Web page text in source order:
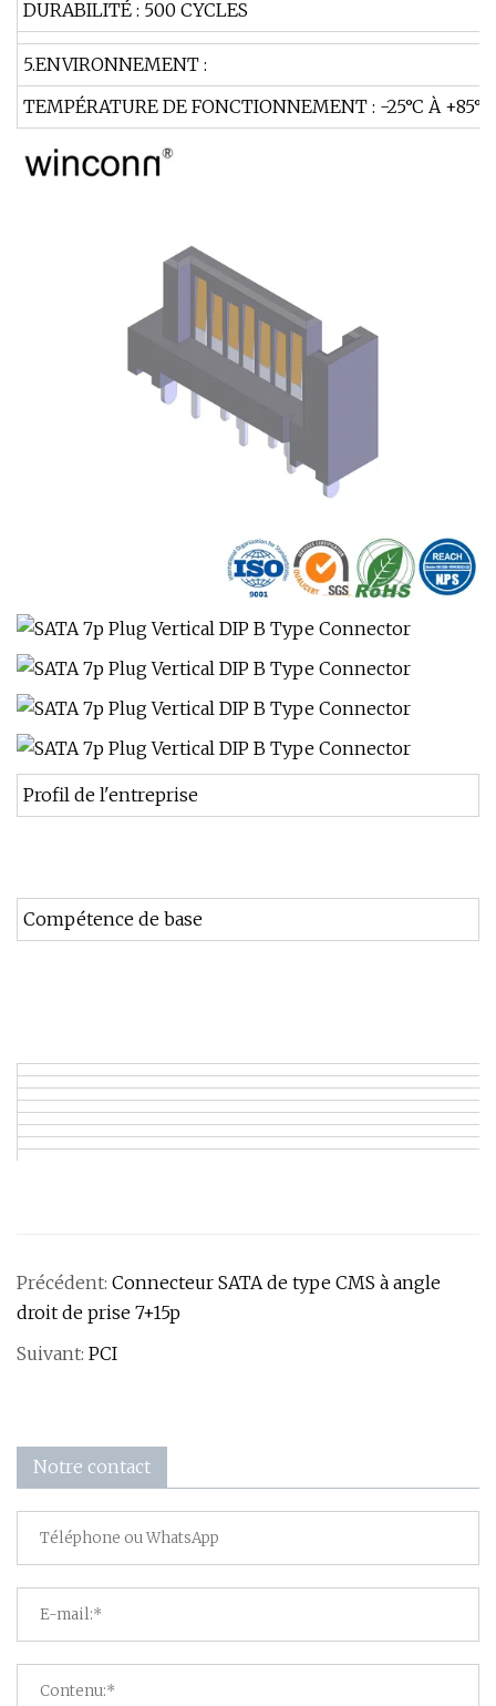
DURABILITÉ : 500 CYCLES
5.ENVIRONNEMENT :
TEMPÉRATURE DE FONCTIONNEMENT : -25°C À +85°C
Profil de l'entreprise
Compétence de base
Précédent: Connecteur SATA de type CMS à angle
droit de prise 7+15p
Suivant: PCI
Notre contact